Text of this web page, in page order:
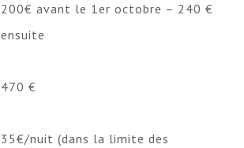
200€ avant le 1er octobre – 240 €
ensuite
470 €
35€/nuit (dans la limite des